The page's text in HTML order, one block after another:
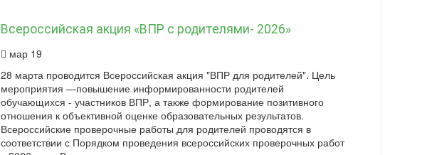
Всероссийская акция «ВПР с родителями- 2026»
мар 19
28 марта проводится Всероссийская акция "ВПР для родителей". Цель
мероприятия —повышение информированности родителей
обучающихся - участников ВПР, а также формирование позитивного
отношения к объективной оценке образовательных результатов.
Всероссийские проверочные работы для родителей проводятся в
соответствии с Порядком проведения всероссийских проверочных работ